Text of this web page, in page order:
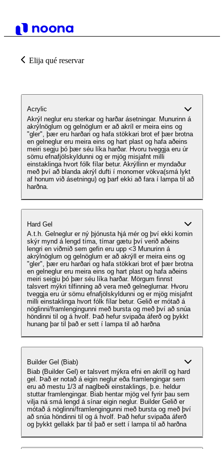
Elija qué reservar
Acrylic
Akrýl neglur eru sterkar og harðar ásetningar. Munurinn á
akrýlnöglum og gelnöglum er að akríl er meira eins og
"gler", þær eru harðari og hafa stökkari brot ef þær brotna
en gelneglur eru meira eins og hart plast og hafa aðeins
meiri segju þó þær séu líka harðar. Hvoru tveggja eru úr
sömu efnafjölskyldunni og er mjög misjafnt milli
einstaklinga hvort fólk fílar betur. Akrýllinn er myndaður
með því að blanda akrýl dufti í monomer vökva(smá lykt
af honum við ásetningu) og þarf ekki að fara í lampa til að
harðna.
Hard Gel
A.t.h. Gelneglur er ný þjónusta hjá mér og því ekki komin
skýr mynd á lengd tíma, tímar gætu því verið aðeins
lengri en viðmið sem gefin eru upp <3 Munurinn á
akrýlnöglum og gelnöglum er að akrýll er meira eins og
"gler", þær eru harðari og hafa stökkari brot ef þær brotna
en gelneglur eru meira eins og hart plast og hafa aðeins
meiri seigju þó þær séu líka harðar. Mörgum finnst
talsvert mýkri tilfinning að vera með gelneglurnar. Hvoru
tveggja eru úr sömu efnafjölskyldunni og er mjög misjafnt
milli einstaklinga hvort fólk fílar betur. Gelið er mótað á
nöglinni/framlengingunni með bursta og með því að snúa
höndinni til og á hvolf. Það hefur svipaða áferð og þykkt
hunang þar til það er sett í lampa til að harðna
Builder Gel (Biab)
Biab (Builder Gel) er talsvert mýkra efni en akríll og hard
gel. Það er notað á eigin neglur eða framlengingar sem
eru að mestu 1/3 af naglbeði einstaklings, þ.e. heldur
stuttar framlengingar. Biab hentar mjög vel fyrir þau sem
vilja ná smá lengd á sínar eigin neglur. Builder Gelið er
mótað á nöglinni/framlengingunni með bursta og með því
að snúa höndinni til og á hvolf. Það hefur svipaða áferð
og þykkt gellakk þar til það er sett í lampa til að harðna